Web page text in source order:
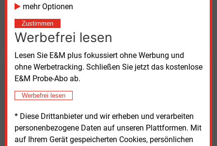
mehr Optionen
Zustimmen
Werbefrei lesen
Lesen Sie E&M plus fokussiert ohne Werbung und
ohne Werbetracking. Schließen Sie jetzt das kostenlose
E&M Probe-Abo ab.
Werbefrei lesen
* Diese Drittanbieter und wir erheben und verarbeiten
personenbezogene Daten auf unseren Plattformen. Mit
auf Ihrem Gerät gespeicherten Cookies, persönlichen
Möchten Sie diese und
weitere Nachrichten lesen?
Kaufen Sie den Artikel
erhalten Sie sofort diesen redaktionellen Beitrag für
nur €8.93